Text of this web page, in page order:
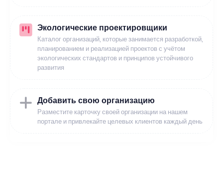
Экологические проектировщики
Каталог организаций, которые занимается разработкой,
планированием и реализацией проектов с учётом
экологических стандартов и принципов устойчивого
развития
Добавить свою организацию
Разместите карточку своей организации на нашем
портале и привлекайте целевых клиентов каждый день